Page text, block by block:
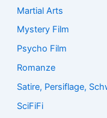
Martial Arts
Mystery Film
Psycho Film
Romanze
Satire, Persiflage,
SciFiFi